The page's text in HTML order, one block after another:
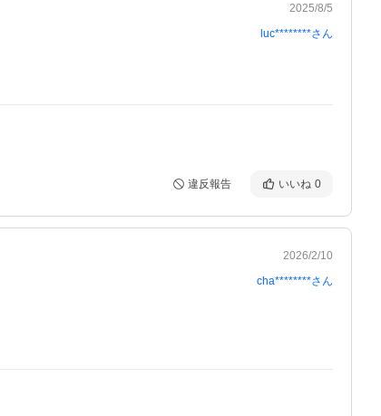
2025/8/5
luc********さん
違反報告 いいね 0
2026/2/10
cha********さん